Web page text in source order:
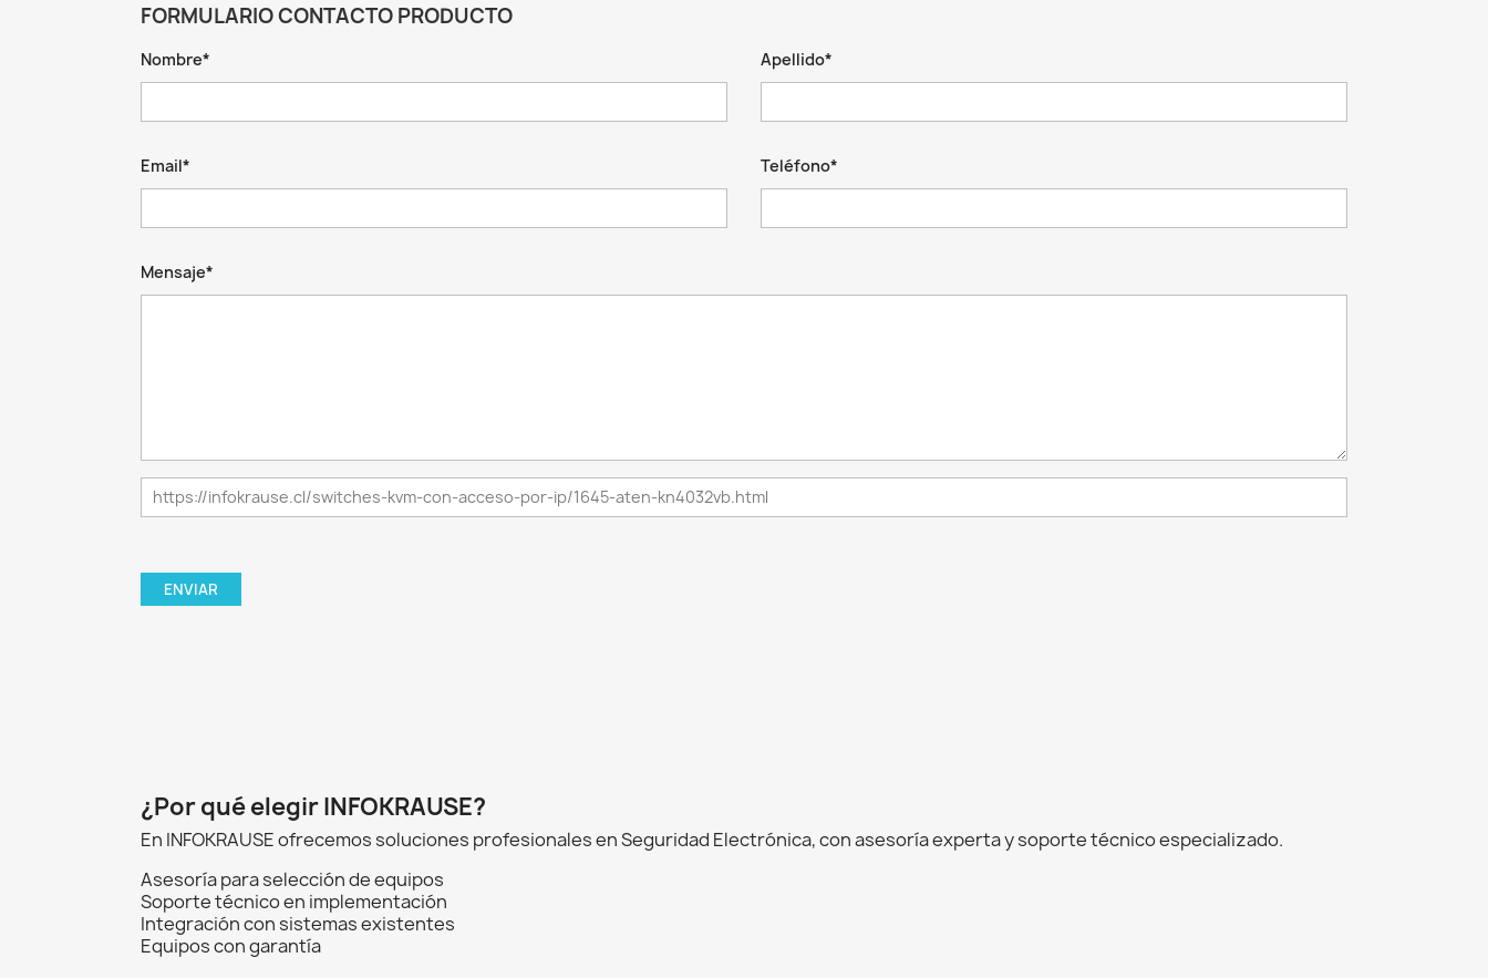
FORMULARIO CONTACTO PRODUCTO
Nombre* Apellido*
Email* Teléfono*
Mensaje*
¿Por qué elegir INFOKRAUSE?
En INFOKRAUSE ofrecemos soluciones profesionales en Seguridad Electrónica, con asesoría experta y soporte técnico especializado.
Asesoría para selección de equipos
Soporte técnico en implementación
Integración con sistemas existentes
Equipos con garantía